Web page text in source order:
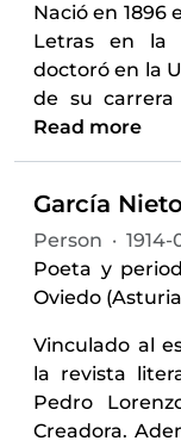
Nació en 1896
Letras en la
doctoró en la
de su
Read more
García
Person ·
Poeta y
Oviedo
Vinculado al
la revista
Pedro
Creadora.